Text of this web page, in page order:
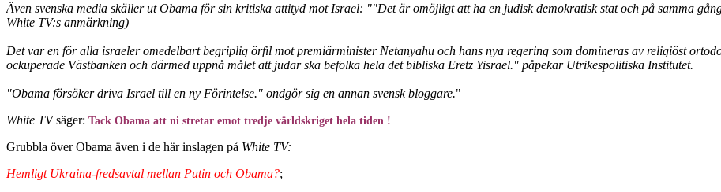
Även svenska media skäller ut Obama för sin kritiska attityd mot Israel: ""Det är omöjligt att ha en judisk demokratisk stat och på samma
White TV:s anmärkning)
Det var en för alla israeler omedelbart begriplig örfil mot premiärminister Netanyahu och hans nya regering som domineras av religiöst
ockuperade Västbanken och därmed uppnå målet att judar ska befolka hela det bibliska Eretz Yisrael." påpekar Utrikespolitiska Institutet.
"Obama försöker driva Israel till en ny Förintelse." ondgör sig en annan svensk bloggare."
White TVsäger: Tack Obama att ni stretar emot tredje världskriget hela tiden !
Grubbla över Obama även i de här inslagen på White TV:
Hemligt Ukraina-fredsavtal mellan Putin och Obama?;